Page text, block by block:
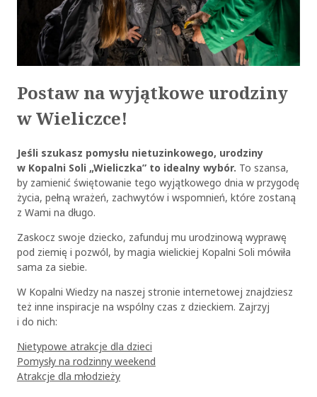
Postaw na wyjątkowe urodziny
w Wieliczce!
Jeśli szukasz pomysłu nietuzinkowego, urodziny
w Kopalni Soli „Wieliczka” to idealny wybór. To szansa,
by zamienić świętowanie tego wyjątkowego dnia w przygodę
życia, pełną wrażeń, zachwytów i wspomnień, które zostaną
z Wami na długo.
Zaskocz swoje dziecko, zafunduj mu urodzinową wyprawę
pod ziemię i pozwól, by magia wielickiej Kopalni Soli mówiła
sama za siebie.
W Kopalni Wiedzy na naszej stronie internetowej znajdziesz
też inne inspiracje na wspólny czas z dzieckiem. Zajrzyj
i do nich:
Nietypowe atrakcje dla dzieci
Pomysły na rodzinny weekend
Atrakcje dla młodzieży